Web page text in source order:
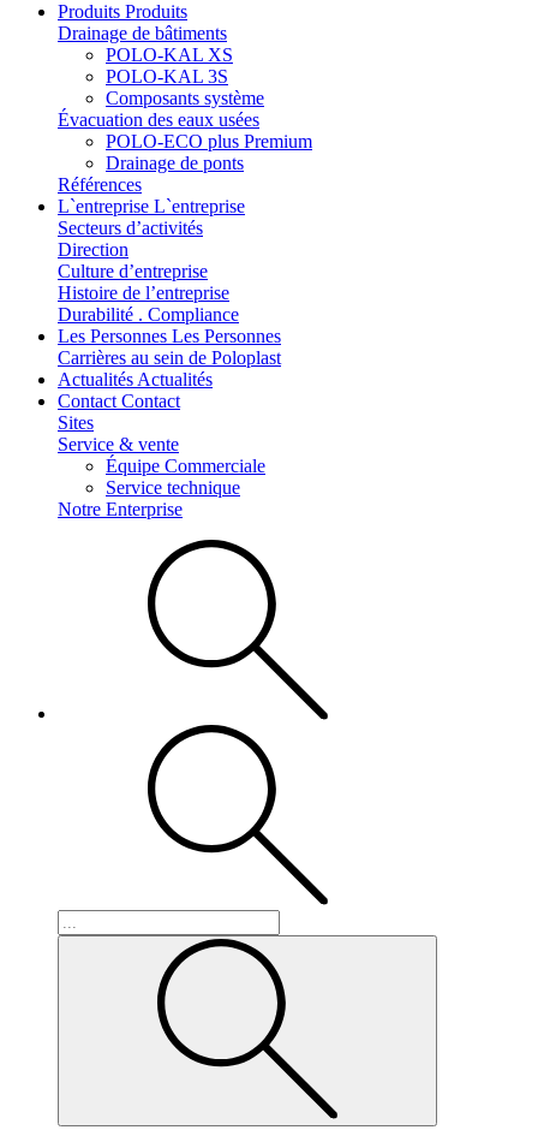
Produits Produits
Drainage de bâtiments
POLO-KAL XS
POLO-KAL 3S
Composants système
Évacuation des eaux usées
POLO-ECO plus Premium
Drainage de ponts
Références
L`entreprise L`entreprise
Secteurs d’activités
Direction
Culture d’entreprise
Histoire de l’entreprise
Durabilité . Compliance
Les Personnes Les Personnes
Carrières au sein de Poloplast
Actualités Actualités
Contact Contact
Sites
Service & vente
Équipe Commerciale
Service technique
Notre Enterprise